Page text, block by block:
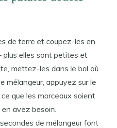
de terre et coupez-les en
plus elles sont petites et
mettez-les dans le bol où
mélangeur, appuyez sur le
que les morceaux soient
avez besoin.
de mélangeur font